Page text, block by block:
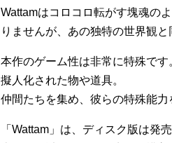
Wattamはコロコロ転がす塊魂の
りませんが、あの独特の世界観
本作のゲーム性は非常に特殊です
擬人化された物や道具。
仲間たちを集め、彼らの特殊能
「Wattam」は、ディスク版は発